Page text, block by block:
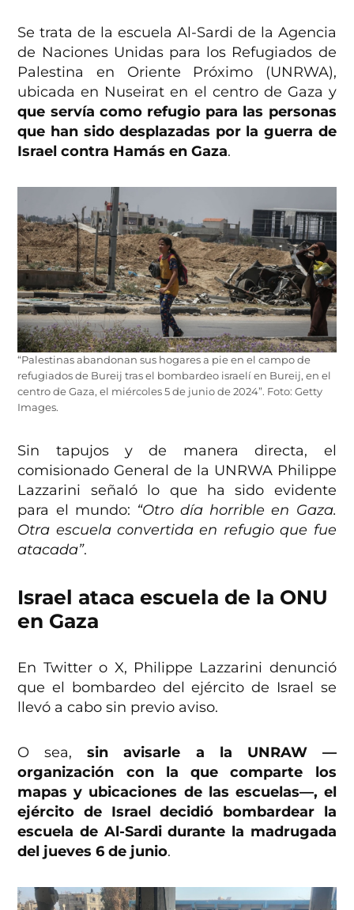
Se trata de la escuela Al-Sardi de la Agencia
de Naciones Unidas para los Refugiados de
Palestina en Oriente Próximo (UNRWA),
ubicada en Nuseirat en el centro de Gaza y
que servía como refugio para las personas
que han sido desplazadas por la guerra de
Israel contra Hamás en Gaza.
“Palestinas abandonan sus hogares a pie en el campo de
refugiados de Bureij tras el bombardeo israelí en Bureij, en el
centro de Gaza, el miércoles 5 de junio de 2024”. Foto: Getty
Images.
Sin tapujos y de manera directa, el
comisionado General de la UNRWA Philippe
Lazzarini señaló lo que ha sido evidente
para el mundo: “Otro día horrible en Gaza.
Otra escuela convertida en refugio que fue
atacada”.
Israel ataca escuela de la ONU
en Gaza
En Twitter o X, Philippe Lazzarini denunció
que el bombardeo del ejército de Israel se
llevó a cabo sin previo aviso.
O sea,sin avisarle a la UNRAW —
organización con la que comparte los
mapas y ubicaciones de las escuelas—, el
ejército de Israel decidió bombardear la
escuela de Al-Sardi durante la madrugada
del jueves 6 de junio.